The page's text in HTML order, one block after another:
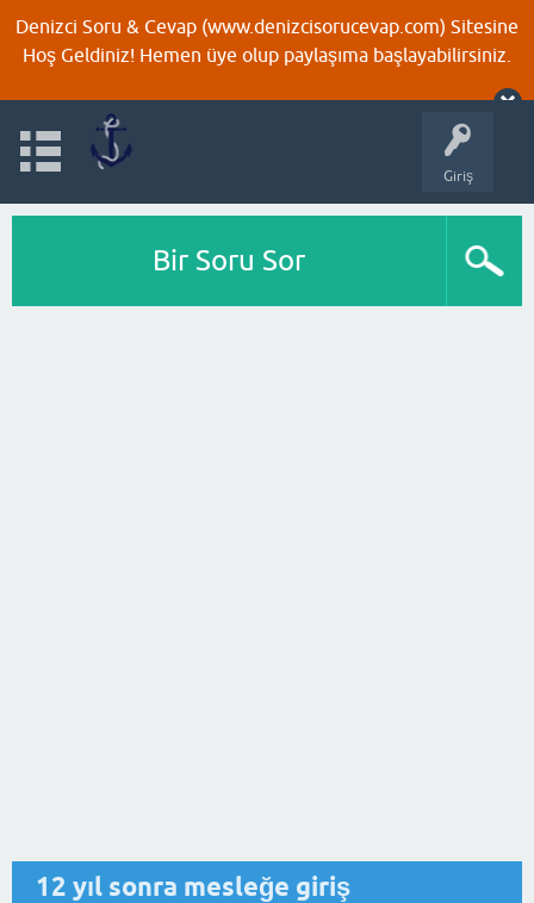
Denizci Soru & Cevap (www.denizcisorucevap.com) Sitesine
Hoş Geldiniz! Hemen üye olup paylaşıma başlayabilirsiniz.
Giriş
Bir Soru Sor
12 yıl sonra mesleğe giriş